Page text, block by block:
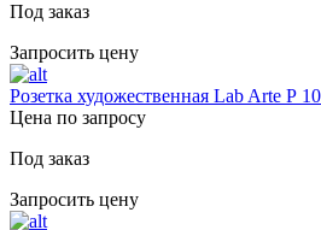
Под заказ
Запросить цену
Розетка художественная Lab Arte Р
Цена по запросу
Под заказ
Запросить цену